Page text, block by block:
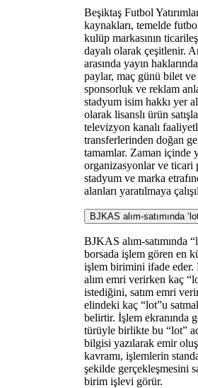
Beşiktaş Futbol
kaynakları, temelde
kulüp markasının
dayalı olarak çeşitlenir.
arasında yayın
paylar, maç günü bilet ve
sponsorluk ve reklam
stadyum isim hakkı yer
olarak lisanslı ürün
televizyon kanalı
transferlerinden doğan
tamamlar. Zaman içinde
organizasyonlar ve ticari
stadyum ve marka
alanları yaratılmaya
BJKAS alım-satımında
BJKAS alım-satımında
borsada işlem gören en
işlem birimini ifade eder.
alım emri verirken kaç
istediğini, satım emri
elindeki kaç “lot”u
belirtir. İşlem ekranında
türüyle birlikte bu “lot”
bilgisi yazılarak emir
kavramı, işlemlerin
şekilde gerçekleşmesini
birim işlevi görür.